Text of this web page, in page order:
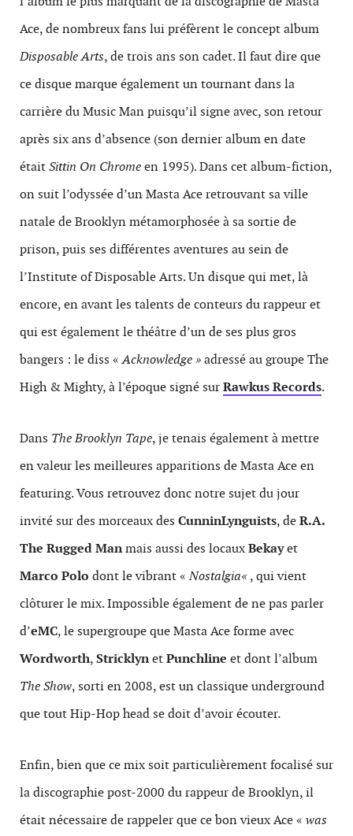
Ace, de nombreux fans lui préfèrent le concept album
Disposable Arts, de trois ans son cadet. Il faut dire que
ce disque marque également un tournant dans la
carrière du Music Man puisqu’il signe avec, son retour
après six ans d’absence (son dernier album en date
étaitSittin On Chromeen 1995). Dans cet album-fiction,
on suit l’odyssée d’un Masta Ace retrouvant sa ville
natale de Brooklyn métamorphosée à sa sortie de
prison, puis ses différentes aventures au sein de
l’Institute of Disposable Arts. Un disque qui met, là
encore, en avant les talents de conteurs du rappeur et
qui est également le théâtre d’un de ses plus gros
bangers : le diss «Acknowledge »adressé au groupe The
High & Mighty, à l’époque signé surRawkus Records.
Dans The Brooklyn Tape, je tenais également à mettre
en valeur les meilleures apparitions de Masta Ace en
featuring. Vous retrouvez donc notre sujet du jour
invité sur des morceaux des CunninLynguists, deR.A.
The Rugged Manmais aussi des locauxBekayet
Marco Polo dont le vibrant «Nostalgia«, qui vient
clôturer le mix. Impossible également de ne pas parler
d’eMC, le supergroupe que Masta Ace forme avec
Wordworth,StricklynetPunchline et dont l’album
The Show, sorti en 2008, est un classique underground
que tout Hip-Hop head se doit d’avoir écouter.
Enfin, bien que ce mix soit particulièrement focalisé sur
la discographie post-2000 du rappeur de Brooklyn, il
était nécessaire de rappeler que ce bon vieux Ace « was